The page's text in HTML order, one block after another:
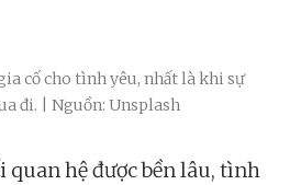
cố cho tình yêu, nhất là khi sự
đi. | Nguồn: Unsplash
quan hệ được bền lâu, tình